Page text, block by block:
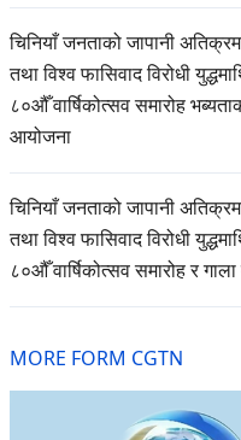
चिनियाँ जनताको जापानी
तथा विश्व फासिवाद विरोधी
८०औँ वार्षिकोत्सव समारोह
आयोजना
चिनियाँ जनताको जापानी
तथा विश्व फासिवाद विरोधी
८०औँ वार्षिकोत्सव समारोह र
MORE FORM CGTN